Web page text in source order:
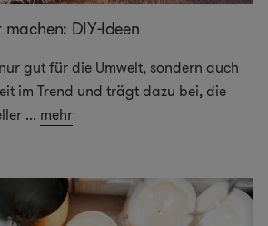
machen: DIY-Ideen
gut für die Umwelt, sondern auch
im Trend und trägt dazu bei, die
... mehr